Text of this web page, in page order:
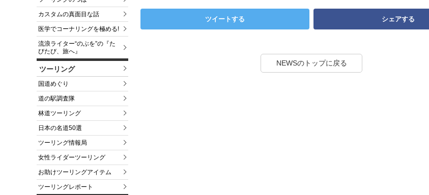
カスタムの真面目な話
医学でコーナリングを極める!
流浪ライター“のぶを”の『た
びたび、旅へ』
ツーリング
国道めぐり
道の駅調査隊
林道ツーリング
日本の名道50選
ツーリング情報局
女性ライダーツーリング
お助けツーリングアイテム
ツーリングレポート
ツイートする シェアする
NEWSのトップに戻る